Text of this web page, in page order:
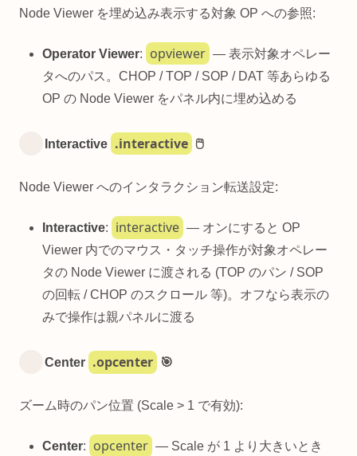
Node Viewer を埋め込み表示する対象 OP への参照:
Operator Viewer: opviewer — 表示対象オペレー
タへのパス。CHOP / TOP / SOP / DAT 等あらゆる
OP の Node Viewer をパネル内に埋め込める
Interactive .interactive 🖱️
Node Viewer へのインタラクション転送設定:
Interactive: interactive — オンにすると OP
Viewer 内でのマウス・タッチ操作が対象オペレー
タの Node Viewer に渡される (TOP のパン / SOP
の回転 / CHOP のスクロール 等)。オフなら表示の
みで操作は親パネルに渡る
Center .opcenter 🎯
ズーム時のパン位置 (Scale > 1 で有効):
Center: opcenter — Scale が 1 より大きいとき